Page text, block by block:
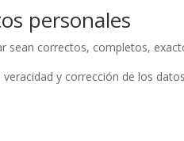
personales
correctos, completos,
y corrección de los